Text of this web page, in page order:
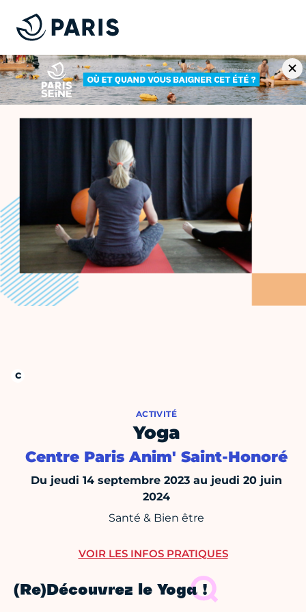
ACTIVITÉ
Yoga
Centre Paris Anim' Saint-Honoré
Du jeudi 14 septembre 2023 au jeudi 20 juin
2024
Santé & Bien être
(Re)Découvrez le Yoga !
VOIR LES INFOS PRATIQUES